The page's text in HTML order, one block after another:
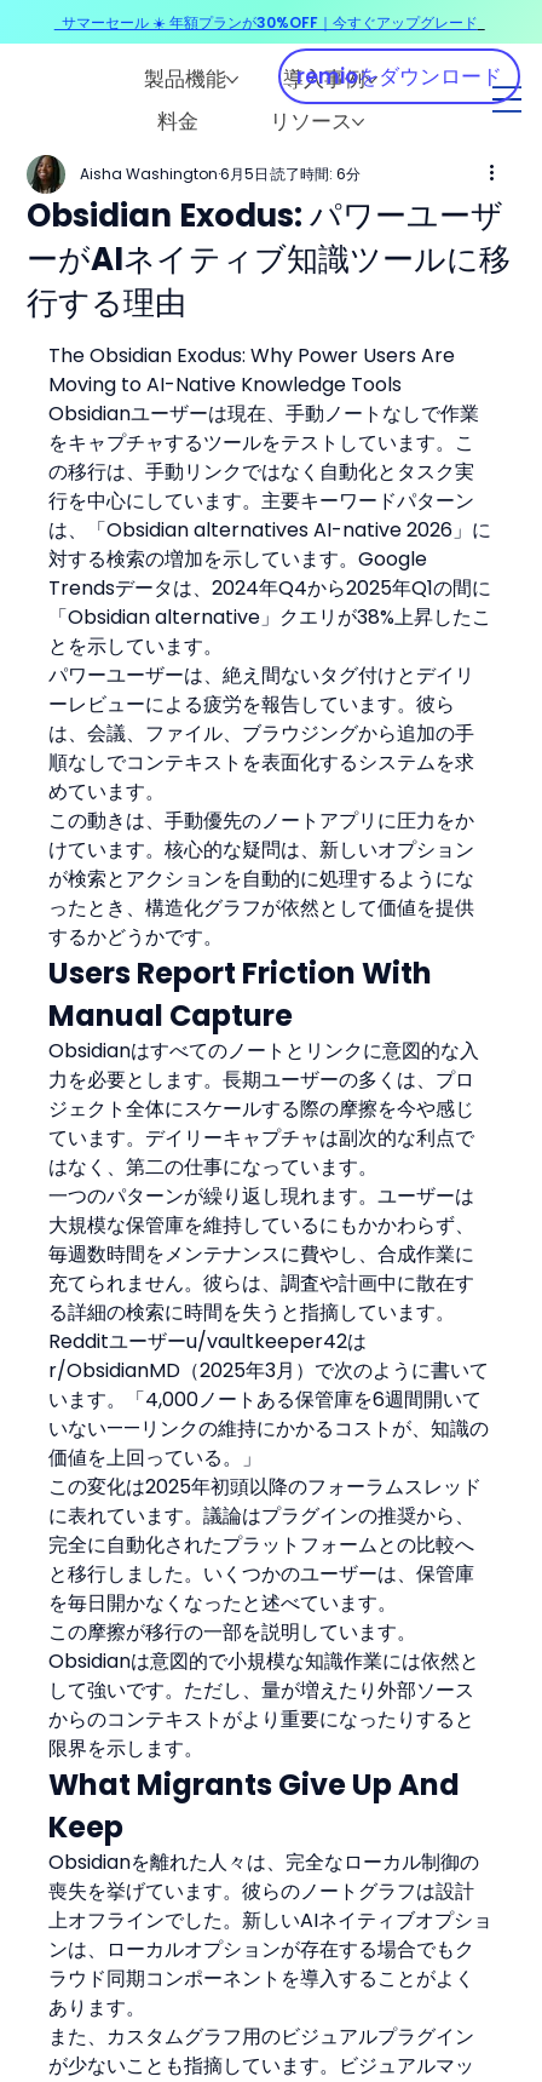
製品機能
導入事例
料金
リソース
remioをダウンロード
Obsidian Exodus: パワーユーザ
ーがAIネイティブ知識ツールに移
行する理由
Aisha Washington 6月5日 読了時間: 6分
The Obsidian Exodus: Why Power Users Are
Moving to AI-Native Knowledge Tools
Obsidianユーザーは現在、手動ノートなしで作業
をキャプチャするツールをテストしています。こ
の移行は、手動リンクではなく自動化とタスク実
行を中心にしています。主要キーワードパターン
は、「Obsidian alternatives AI-native 2026」に
対する検索の増加を示しています。Google
Trendsデータは、2024年Q4から2025年Q1の間に
「Obsidian alternative」クエリが38%上昇したこ
とを示しています。
パワーユーザーは、絶え間ないタグ付けとデイリ
ーレビューによる疲労を報告しています。彼ら
は、会議、ファイル、ブラウジングから追加の手
順なしでコンテキストを表面化するシステムを求
めています。
この動きは、手動優先のノートアプリに圧力をか
けています。核心的な疑問は、新しいオプション
が検索とアクションを自動的に処理するようにな
ったとき、構造化グラフが依然として価値を提供
するかどうかです。
Users Report Friction With
Manual Capture
Obsidianはすべてのノートとリンクに意図的な入
力を必要とします。長期ユーザーの多くは、プロ
ジェクト全体にスケールする際の摩擦を今や感じ
ています。デイリーキャプチャは副次的な利点で
はなく、第二の仕事になっています。
一つのパターンが繰り返し現れます。ユーザーは
大規模な保管庫を維持しているにもかかわらず、
毎週数時間をメンテナンスに費やし、合成作業に
充てられません。彼らは、調査や計画中に散在す
る詳細の検索に時間を失うと指摘しています。
Redditユーザーu/vaultkeeper42は
r/ObsidianMD（2025年3月）で次のように書いて
います。「4,000ノートある保管庫を6週間開いて
いない——リンクの維持にかかるコストが、知識の
価値を上回っている。」
この変化は2025年初頭以降のフォーラムスレッド
に表れています。議論はプラグインの推奨から、
完全に自動化されたプラットフォームとの比較へ
と移行しました。いくつかのユーザーは、保管庫
を毎日開かなくなったと述べています。
この摩擦が移行の一部を説明しています。
Obsidianは意図的で小規模な知識作業には依然と
して強いです。ただし、量が増えたり外部ソース
からのコンテキストがより重要になったりすると
限界を示します。
What Migrants Give Up And
Keep
Obsidianを離れた人々は、完全なローカル制御の
喪失を挙げています。彼らのノートグラフは設計
上オフラインでした。新しいAIネイティブオプショ
ンは、ローカルオプションが存在する場合でもク
ラウド同期コンポーネントを導入することがよく
あります。
また、カスタムグラフ用のビジュアルプラグイン
が少ないことも指摘しています。ビジュアルマッ
サマーセール ☀️ 年額プランが30%OFF｜今すぐアップグレード